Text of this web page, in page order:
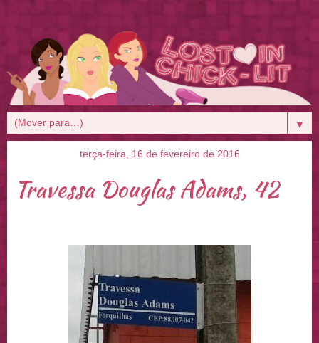
▼
terça-feira, 16 de fevereiro de 2016
Travessa Douglas Adams, 42